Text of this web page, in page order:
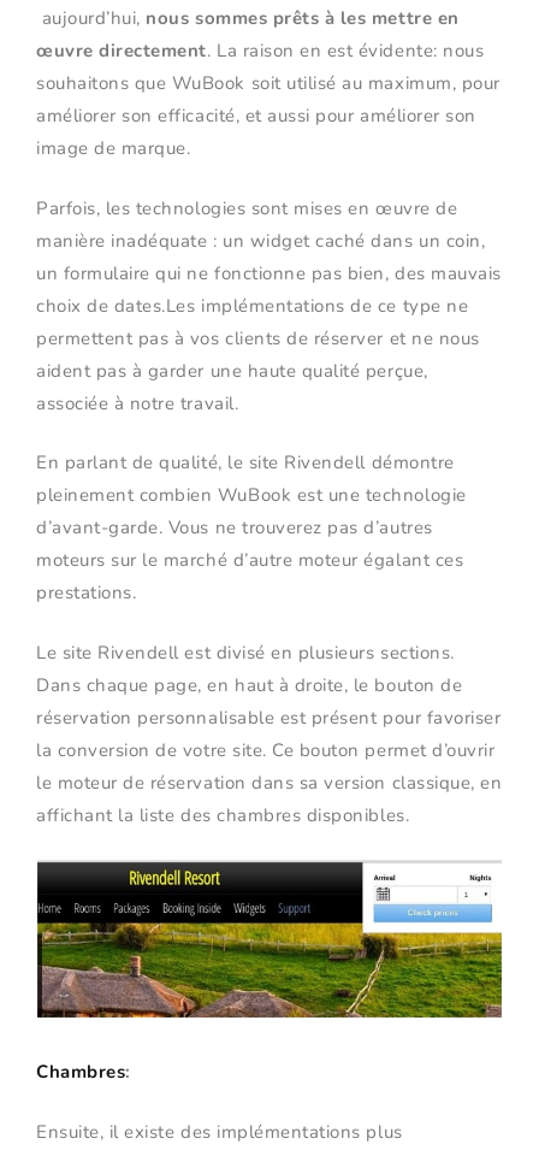
aujourd’hui, nous sommes prêts à les mettre en
œuvre directement. La raison en est évidente: nous
souhaitons que WuBook soit utilisé au maximum, pour
améliorer son efficacité, et aussi pour améliorer son
image de marque.
Parfois, les technologies sont mises en œuvre de
manière inadéquate : un widget caché dans un coin,
un formulaire qui ne fonctionne pas bien, des mauvais
choix de dates.Les implémentations de ce type ne
permettent pas à vos clients de réserver et ne nous
aident pas à garder une haute qualité perçue,
associée à notre travail.
En parlant de qualité, le site Rivendell démontre
pleinement combien WuBook est une technologie
d’avant-garde. Vous ne trouverez pas d’autres
moteurs sur le marché d’autre moteur égalant ces
prestations.
Le site Rivendell est divisé en plusieurs sections.
Dans chaque page, en haut à droite, le bouton de
réservation personnalisable est présent pour favoriser
la conversion de votre site. Ce bouton permet d’ouvrir
le moteur de réservation dans sa version classique, en
affichant la liste des chambres disponibles.
Chambres:
Ensuite, il existe des implémentations plus